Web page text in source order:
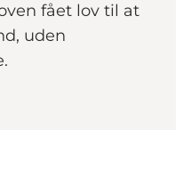
fået lov til at
uden